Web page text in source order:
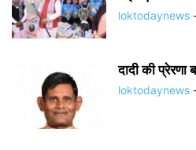
loktodaynews
दादी की प्रेरणा
loktodaynews